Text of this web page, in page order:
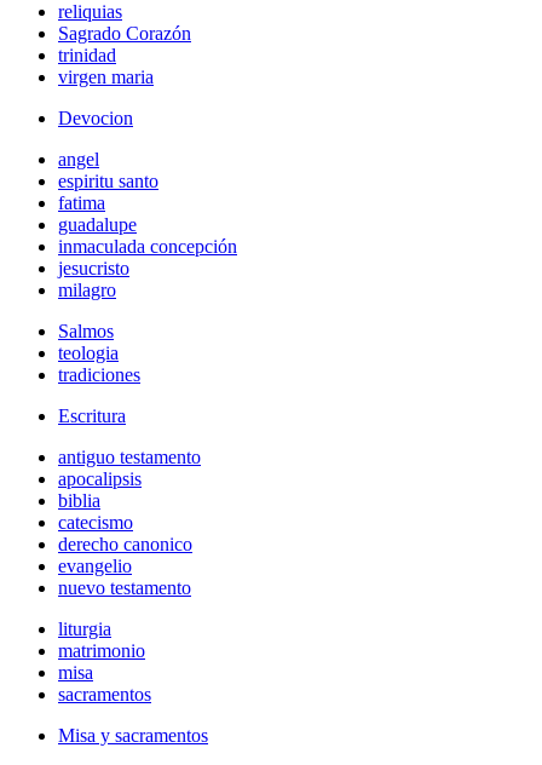
reliquias
Sagrado Corazón
trinidad
virgen maria
Devocion
angel
espiritu santo
fatima
guadalupe
inmaculada concepción
jesucristo
milagro
Salmos
teologia
tradiciones
Escritura
antiguo testamento
apocalipsis
biblia
catecismo
derecho canonico
evangelio
nuevo testamento
liturgia
matrimonio
misa
sacramentos
Misa y sacramentos